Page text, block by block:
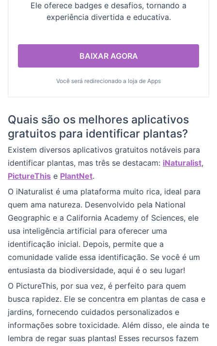
Ele oferece badges e desafios, tornando a
experiência divertida e educativa.
BAIXAR AGORA
Você será redirecionado a loja de Apps
Quais são os melhores aplicativos
gratuitos para identificar plantas?
Existem diversos aplicativos gratuitos notáveis para
identificar plantas, mas três se destacam: iNaturalist,
PictureThis e PlantNet.
O iNaturalist é uma plataforma muito rica, ideal para
quem ama natureza. Desenvolvido pela National
Geographic e a California Academy of Sciences, ele
usa inteligência artificial para oferecer uma
identificação inicial. Depois, permite que a
comunidade valide essa identificação. Se você é um
entusiasta da biodiversidade, aqui é o seu lugar!
O PictureThis, por sua vez, é perfeito para quem
busca rapidez. Ele se concentra em plantas de casa e
jardins, fornecendo cuidados personalizados e
informações sobre toxicidade. Além disso, ele ainda te
lembra de regar suas plantas! Esses recursos fazem